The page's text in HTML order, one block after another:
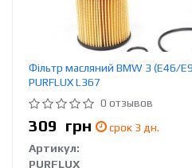
Фільтр масляний BMW 3 (E46/
PURFLUX L367
0 отзывов
309 грн
срок 3 дн.
Артикул:
PURFLUX